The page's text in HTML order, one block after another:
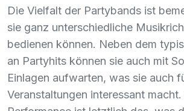
Die Vielfalt der Partybands ist
sie ganz unterschiedliche
bedienen können. Neben dem
an Partyhits können sie auch mit
Einlagen aufwarten, was sie auch
Veranstaltungen interessant